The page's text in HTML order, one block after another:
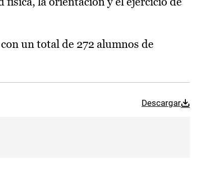
un total de 272 alumnos de
Descargar